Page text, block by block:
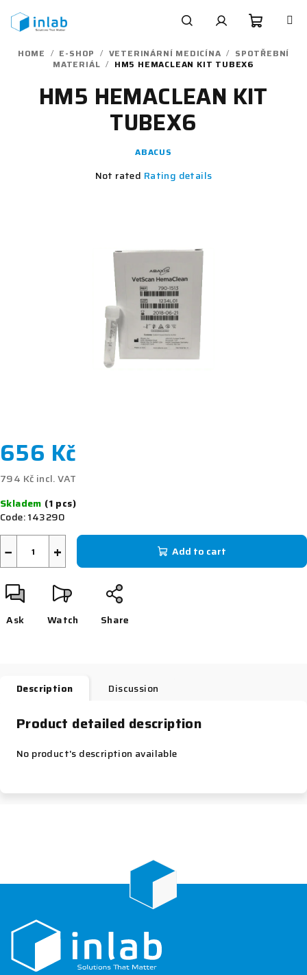
content
HOME / E-SHOP / VETERINÁRNÍ MEDICÍNA / SPOTŘEBNÍ
MATERIÁL / HM5 HEMACLEAN KIT TUBEX6
656 Kč
794 Kč incl. VAT
price:
Skladem (1 pcs)
Code:143290
+
− Add to cart
Ask Watch Share
HM5 HEMACLEAN KIT
TUBEX6
ABACUS
The
stars.
Not rated Rating details
Description Discussion
Product detailed description
No product's description available
F